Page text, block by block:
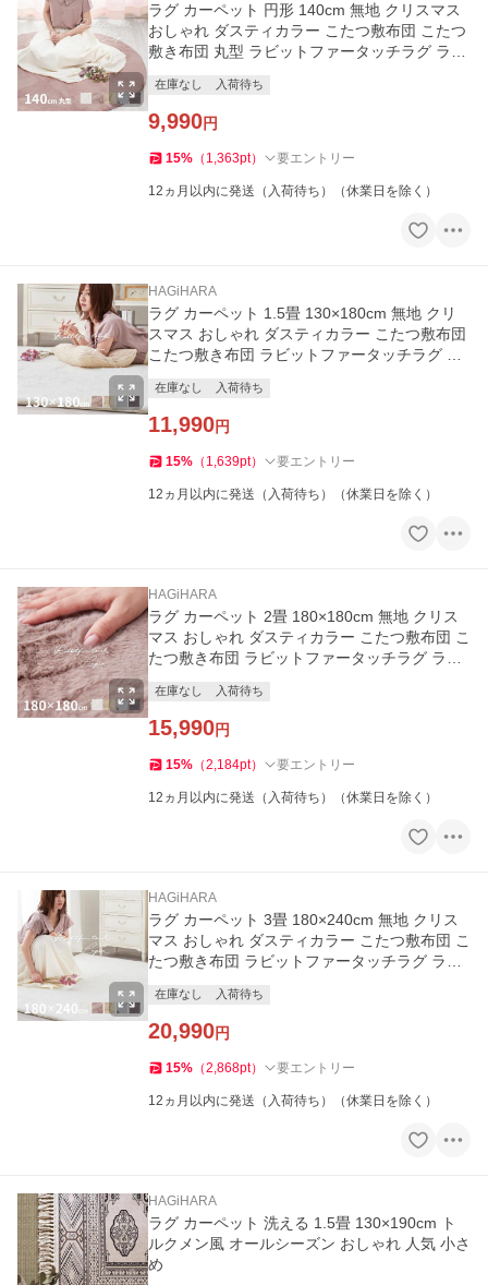
ラグ カーペット 円形 140cm 無地 クリスマス
おしゃれ ダスティカラー こたつ敷布団 こたつ
敷き布団 丸型 ラビットファータッチラグ ラパ
在庫なし 入荷待ち
9,990円
15% （ 1,363pt） 要エントリー
12ヵ月以内に発送（入荷待ち）（休業日を除く）
HAGiHARA
ラグ カーペット 1.5畳 130×180cm 無地 クリ
スマス おしゃれ ダスティカラー こたつ敷布団
こたつ敷き布団 ラビットファータッチラグ ラ
在庫なし 入荷待ち
11,990円
15% （ 1,639pt） 要エントリー
12ヵ月以内に発送（入荷待ち）（休業日を除く）
HAGiHARA
ラグ カーペット 2畳 180×180cm 無地 クリス
マス おしゃれ ダスティカラー こたつ敷布団 こ
たつ敷き布団 ラビットファータッチラグ ラパ
在庫なし 入荷待ち
15,990円
15% （2,184pt） 要エントリー
12ヵ月以内に発送（入荷待ち）（休業日を除く）
HAGiHARA
ラグ カーペット 3畳 180×240cm 無地 クリス
マス おしゃれ ダスティカラー こたつ敷布団 こ
たつ敷き布団 ラビットファータッチラグ ラパ
在庫なし 入荷待ち
20,990円
15% （2,868pt） 要エントリー
12ヵ月以内に発送（入荷待ち）（休業日を除く）
HAGiHARA
ラグ カーペット 洗える 1.5畳 130×190cm ト
ルクメン風 オールシーズン おしゃれ 人気 小さ
め